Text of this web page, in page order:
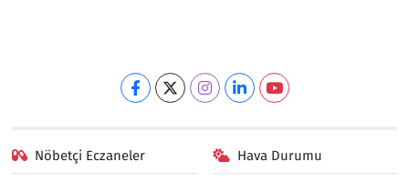
Nöbetçi Eczaneler Hava Durumu